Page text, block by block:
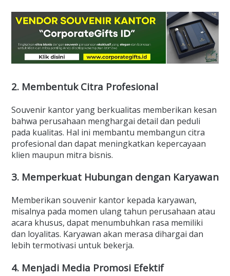
2. Membentuk Citra Profesional
Souvenir kantor yang berkualitas memberikan kesan
bahwa perusahaan menghargai detail dan peduli
pada kualitas. Hal ini membantu membangun citra
profesional dan dapat meningkatkan kepercayaan
klien maupun mitra bisnis.
3. Memperkuat Hubungan dengan Karyawan
Memberikan souvenir kantor kepada karyawan,
misalnya pada momen ulang tahun perusahaan atau
acara khusus, dapat menumbuhkan rasa memiliki
dan loyalitas. Karyawan akan merasa dihargai dan
lebih termotivasi untuk bekerja.
4. Menjadi Media Promosi Efektif